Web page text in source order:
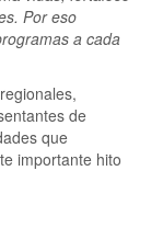
Por eso
a cada
de
que
importante hito